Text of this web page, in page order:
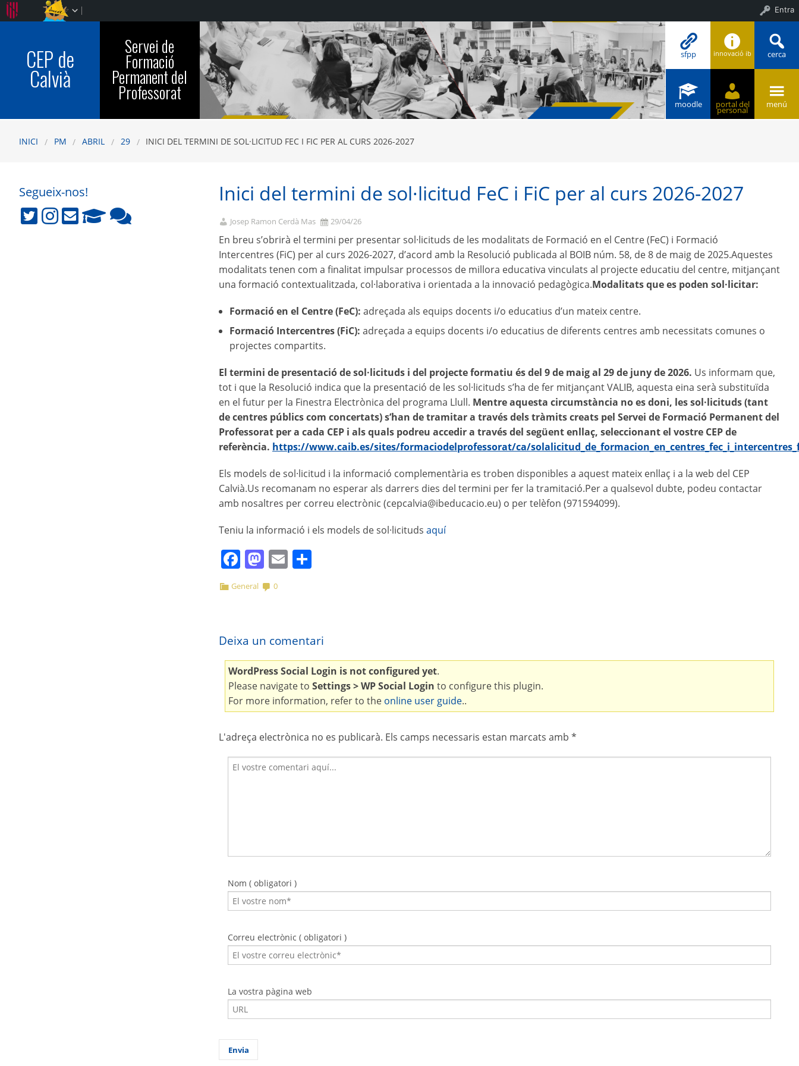
CEP de
Calvià
Servei de
Formació
Permanent del
Professorat
sfpp innovació ib cerca
moodle portal del
personal
menú
INICI PM ABRIL 29 INICI DEL TERMINI DE SOL·LICITUD FEC I FIC PER AL CURS 2026-2027
Inici del termini de sol·licitud FeC i FiC per al curs 2026-2027
Josep Ramon Cerdà Mas 29/04/26
En breu s’obrirà el termini per presentar sol·licituds de les modalitats de Formació en el Centre (FeC) i Formació
Intercentres (FiC) per al curs 2026-2027, d’acord amb la Resolució publicada al BOIB núm. 58, de 8 de maig de 2025.Aquestes
modalitats tenen com a finalitat impulsar processos de millora educativa vinculats al projecte educatiu del centre, mitjançant
una formació contextualitzada, col·laborativa i orientada a la innovació pedagògica.Modalitats que es poden sol·licitar:
Formació en el Centre (FeC): adreçada als equips docents i/o educatius d’un mateix centre.
Formació Intercentres (FiC): adreçada a equips docents i/o educatius de diferents centres amb necessitats comunes o
projectes compartits.
El termini de presentació de sol·licituds i del projecte formatiu és del 9 de maig al 29 de juny de 2026. Us informam que,
tot i que la Resolució indica que la presentació de les sol·licituds s’ha de fer mitjançant VALIB, aquesta eina serà substituïda
en el futur per la Finestra Electrònica del programa Llull. Mentre aquesta circumstància no es doni, les sol·licituds (tant
de centres públics com concertats) s’han de tramitar a través dels tràmits creats pel Servei de Formació Permanent del
Professorat per a cada CEP i als quals podreu accedir a través del següent enllaç, seleccionant el vostre CEP de
referència. https://www.caib.es/sites/formaciodelprofessorat/ca/
Els models de sol·licitud i la informació complementària es troben disponibles a aquest mateix enllaç i a la web del CEP
Calvià.Us recomanam no esperar als darrers dies del termini per fer la tramitació.Per a qualsevol dubte, podeu contactar
amb nosaltres per correu electrònic (cepcalvia@ibeducacio.eu) o per telèfon (971594099).
Teniu la informació i els models de sol·licituds aquí
Facebook
Mastodon
Email
General 0
Deixa un comentari
WordPress Social Login is not configured yet.
Please navigate to Settings > WP Social Login to configure this plugin.
For more information, refer to the online user guide..
L'adreça electrònica no es publicarà. Els camps necessaris estan marcats amb *
Nom ( obligatori )
Correu electrònic ( obligatori )
La vostra pàgina web
Segueix-nos!
Entra